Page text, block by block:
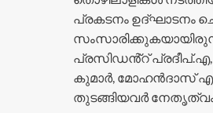
പ്രകടനം ഉദ്ഘാടനം
പ്രസിഡൻ്റ്
കുമാർ, മോഹൻദാസ്
തുടങ്ങിയവർ